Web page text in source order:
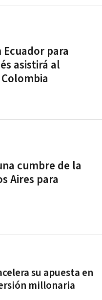
para
asistirá al
cumbre de la
Aires para
su apuesta en
millonaria